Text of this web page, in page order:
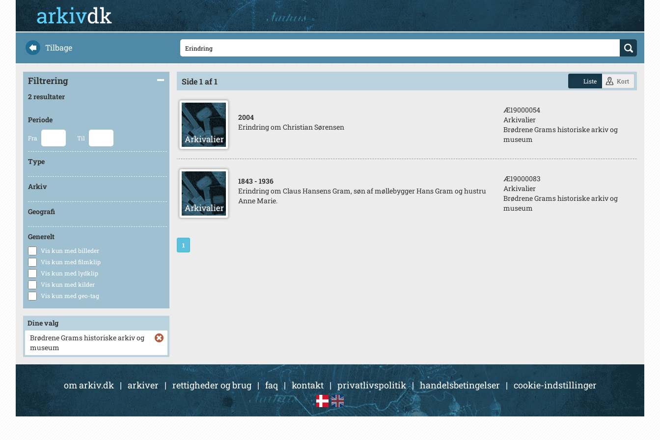
Tilbage
Filtrering
2 resultater
Periode
Fra Til
Type
Arkiv
Geografi
Generelt
Vis kun med billeder
Vis kun med filmklip
Vis kun med lydklip
Vis kun med kilder
Vis kun med geo-tag
Dine valg
Brødrene Grams historiske arkiv og
museum
Side 1 af 1 Liste Kort
2004
Erindring om Christian Sørensen
Æ19000054
Arkivalier
Brødrene Grams historiske arkiv og
museum
1843 - 1936
Erindring om Claus Hansens Gram, søn af møllebygger Hans Gram og hustru
Anne Marie.
Æ19000083
Arkivalier
Brødrene Grams historiske arkiv og
museum
1
om arkiv.dk | arkiver| rettigheder og brug|faq |kontakt| privatlivspolitik|handelsbetingelser | cookie-indstillinger